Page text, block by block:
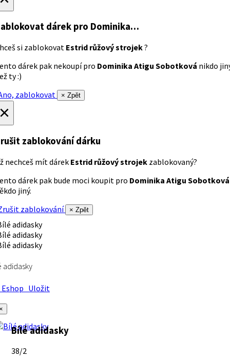
dárek pro Dominika…
si zablokovat Estrid růžový strojek?
dárek pak nekoupí pro Dominika Atigu Sobotková nikdo
ty :)
zablokovat
× Zpět
zablokování dárku
nechceš mít dárek Estrid růžový strojek zablokovaný?
dárek pak bude moci koupit pro Dominika Atigu Sobotková
jiný.
zablokování
× Zpět
adidasky
Uložit
Bílé adidasky
38/2